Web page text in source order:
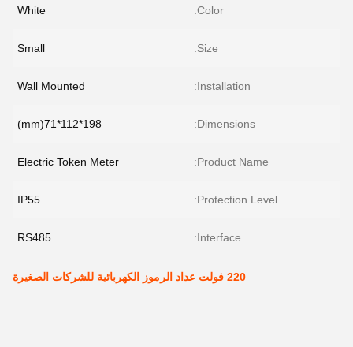
Color:
White
Size:
Small
Installation:
Wall Mounted
Dimensions:
198*112*71(mm)
Product Name:
Electric Token Meter
Protection Level:
IP55
Interface:
RS485
220 فولت عداد الرموز الكهربائية للشركات الصغيرة